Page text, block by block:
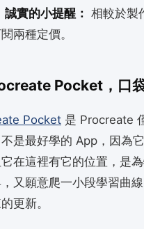
誠實的小提醒： 相較於製
兩種定價。
Pocket，口
Pocket 是 Procreate
是最好學的 App，因為
在這裡有它的位置，是
又願意爬一小段學習曲
更新。